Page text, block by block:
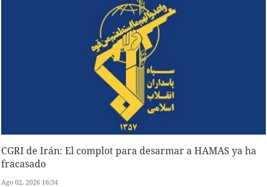
CGRI de Irán: El complot para desarmar a HAMAS ya ha
fracasado
Ago 02, 2026 16:34